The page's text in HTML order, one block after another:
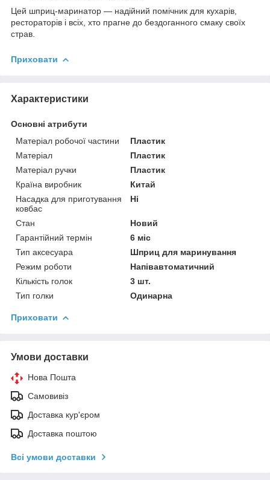
Цей шприц-маринатор — надійний помічник для кухарів,
рестораторів і всіх, хто прагне до бездоганного смаку своїх
страв.
Приховати
Характеристики
Основні атрибути
Матеріал робочої частини
Пластик
Матеріал
Пластик
Матеріал ручки
Пластик
Країна виробник
Китай
Насадка для приготування
ковбас
Ні
Стан
Новий
Гарантійний термін
6 міс
Тип аксесуара
Шприц для маринування
Режим роботи
Напівавтоматичний
Кількість голок
3 шт.
Тип голки
Одинарна
Приховати
Умови доставки
Нова Пошта
Самовивіз
Доставка кур'єром
Доставка поштою
Всі умови доставки